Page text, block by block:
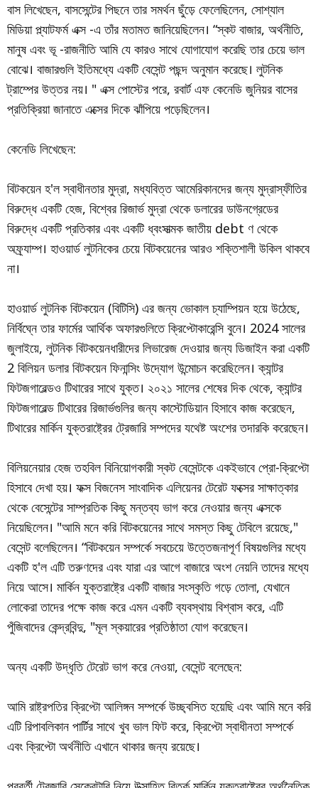
বাস লিখেছেন, বাসসেন্টের পিছনে তার সমর্থন ছুঁড়ে ফেলেছিলেন, সোশ্যাল
মিডিয়া প্ল্যাটফর্ম এক্স -এ তাঁর মতামত জানিয়েছিলেন। “স্কট বাজার, অর্থনীতি,
মানুষ এবং ভূ -রাজনীতি আমি যে কারও সাথে যোগাযোগ করেছি তার চেয়ে ভাল
বোঝে। বাজারগুলি ইতিমধ্যে একটি বেসেন্ট পছন্দ অনুমান করেছে। লুটনিক
ট্রাম্পের উত্তর নয়। " এক্স পোস্টের পরে, রবার্ট এফ কেনেডি জুনিয়র বাসের
প্রতিক্রিয়া জানাতে এক্সের দিকে ঝাঁপিয়ে পড়েছিলেন।
কেনেডি লিখেছেন:
বিটকয়েন হ'ল স্বাধীনতার মুদ্রা, মধ্যবিত্ত আমেরিকানদের জন্য মুদ্রাস্ফীতির
বিরুদ্ধে একটি হেজ, বিশ্বের রিজার্ভ মুদ্রা থেকে ডলারের ডাউনগ্রেডের
বিরুদ্ধে একটি প্রতিকার এবং একটি ধ্বংসাত্মক জাতীয় debt ণ থেকে
অফ্র্যাম্প। হাওয়ার্ড লুটনিকের চেয়ে বিটকয়েনের আরও শক্তিশালী উকিল থাকবে
না।
হাওয়ার্ড লুটনিক বিটকয়েন (বিটিসি) এর জন্য ভোকাল চ্যাম্পিয়ন হয়ে উঠেছে,
নির্বিঘ্নে তার ফার্মের আর্থিক অফারগুলিতে ক্রিপ্টোকারেন্সি বুনে। 2024 সালের
জুলাইয়ে, লুটনিক বিটকয়েনধারীদের লিভারেজ দেওয়ার জন্য ডিজাইন করা একটি
2 বিলিয়ন ডলার বিটকয়েন ফিনান্সিং উদ্যোগ উন্মোচন করেছিলেন। ক্যান্টর
ফিটজগারেল্ডও টিথারের সাথে যুক্ত। ২০২১ সালের শেষের দিক থেকে, ক্যান্টর
ফিটজগারেল্ড টিথারের রিজার্ভগুলির জন্য কাস্টোডিয়ান হিসাবে কাজ করেছেন,
টিথারের মার্কিন যুক্তরাষ্ট্রের ট্রেজারি সম্পদের যথেষ্ট অংশের তদারকি করেছেন।
বিলিয়নেয়ার হেজ তহবিল বিনিয়োগকারী স্কট বেসেন্টকে একইভাবে প্রো-ক্রিপ্টো
হিসাবে দেখা হয়। ফক্স বিজনেস সাংবাদিক এলিয়েনর টেরেট ফক্সের সাক্ষাত্কার
থেকে বেসেন্টের সাম্প্রতিক কিছু মন্তব্য ভাগ করে নেওয়ার জন্য এক্সকে
নিয়েছিলেন। "আমি মনে করি বিটকয়েনের সাথে সমস্ত কিছু টেবিলে রয়েছে,"
বেসেন্ট বলেছিলেন। “বিটকয়েন সম্পর্কে সবচেয়ে উত্তেজনাপূর্ণ বিষয়গুলির মধ্যে
একটি হ'ল এটি তরুণদের এবং যারা এর আগে বাজারে অংশ নেয়নি তাদের মধ্যে
নিয়ে আসে। মার্কিন যুক্তরাষ্ট্রে একটি বাজার সংস্কৃতি গড়ে তোলা, যেখানে
লোকেরা তাদের পক্ষে কাজ করে এমন একটি ব্যবস্থায় বিশ্বাস করে, এটি
পুঁজিবাদের কেন্দ্রবিন্দু, "মূল স্কয়ারের প্রতিষ্ঠাতা যোগ করেছেন।
অন্য একটি উদ্ধৃতি টেরেট ভাগ করে নেওয়া, বেসেন্ট বলেছেন:
আমি রাষ্ট্রপতির ক্রিপ্টো আলিঙ্গন সম্পর্কে উচ্ছ্বসিত হয়েছি এবং আমি মনে করি
এটি রিপাবলিকান পার্টির সাথে খুব ভাল ফিট করে, ক্রিপ্টো স্বাধীনতা সম্পর্কে
এবং ক্রিপ্টো অর্থনীতি এখানে থাকার জন্য রয়েছে।